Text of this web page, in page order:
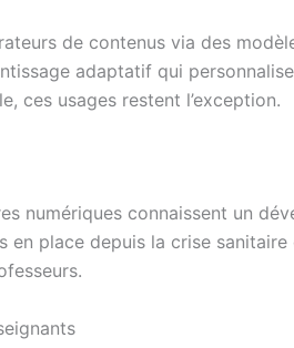
de contenus via des
adaptatif qui
ces usages restent l’exception.
numériques connaissent un
place depuis la crise sanitaire